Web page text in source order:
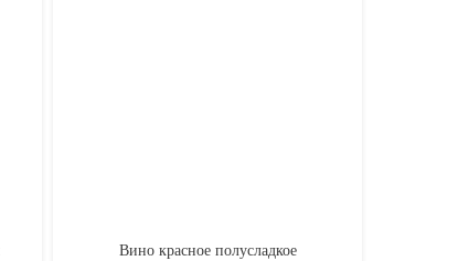
Вино красное полусладкое